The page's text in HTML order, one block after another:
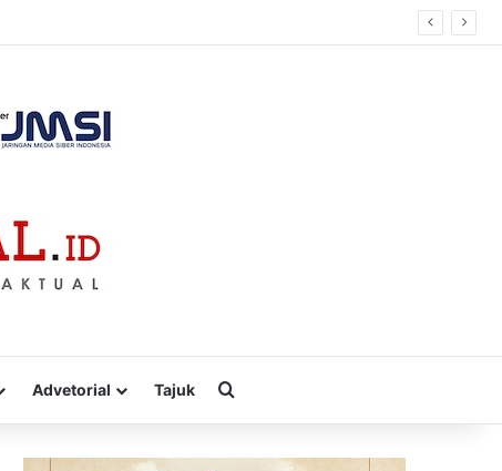
Advetorial Tajuk